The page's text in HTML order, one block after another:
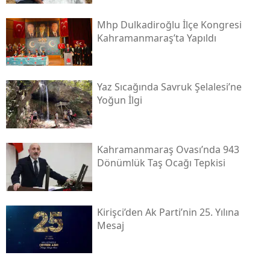
Mhp Dulkadiroğlu İlçe Kongresi
Kahramanmaraş’ta Yapıldı
Yaz Sıcağında Savruk Şelalesi’ne
Yoğun İlgi
Kahramanmaraş Ovası’nda 943
Dönümlük Taş Ocağı Tepkisi
Kirişci’den Ak Parti’nin 25. Yılına
Mesaj